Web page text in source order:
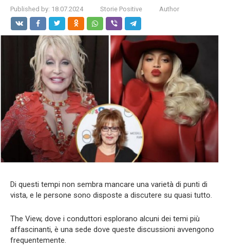
Published by: 18.07.2024 Storie Positive Author
Di questi tempi non sembra mancare una varietà di punti di
vista, e le persone sono disposte a discutere su quasi tutto.
The View, dove i conduttori esplorano alcuni dei temi più
affascinanti, è una sede dove queste discussioni avvengono
frequentemente.